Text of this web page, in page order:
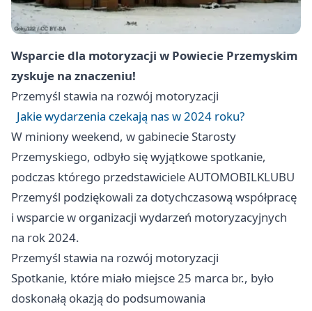
Wsparcie dla motoryzacji w Powiecie Przemyskim
zyskuje na znaczeniu!
Przemyśl stawia na rozwój motoryzacji
Jakie wydarzenia czekają nas w 2024 roku?
W miniony weekend, w gabinecie Starosty
Przemyskiego, odbyło się wyjątkowe spotkanie,
podczas którego przedstawiciele AUTOMOBILKLUBU
Przemyśl podziękowali za dotychczasową współpracę
i wsparcie w organizacji wydarzeń motoryzacyjnych
na rok 2024.
Przemyśl stawia na rozwój motoryzacji
Spotkanie, które miało miejsce 25 marca br., było
doskonałą okazją do podsumowania